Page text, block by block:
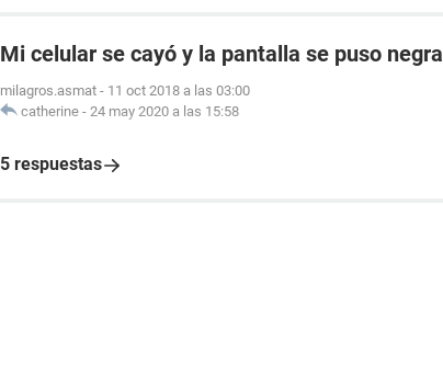
Mi celular se cayó y la pantalla se puso negra
milagros.asmat - 11 oct 2018 a las 03:00
catherine - 24 may 2020 a las 15:58
5 respuestas